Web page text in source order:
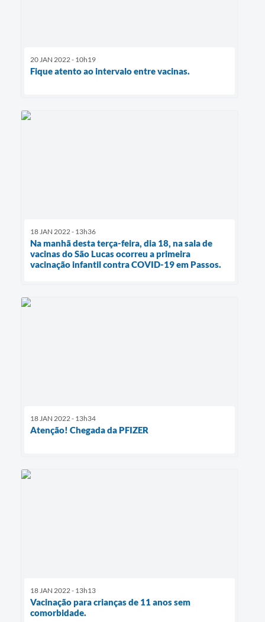
20 JAN 2022 - 10h19
Fique atento ao intervalo entre vacinas.
18 JAN 2022 - 13h36
Na manhã desta terça-feira, dia 18, na sala de
vacinas do São Lucas ocorreu a primeira
vacinação infantil contra COVID-19 em Passos.
18 JAN 2022 - 13h34
Atenção! Chegada da PFIZER
18 JAN 2022 - 13h13
Vacinação para crianças de 11 anos sem
comorbidade.